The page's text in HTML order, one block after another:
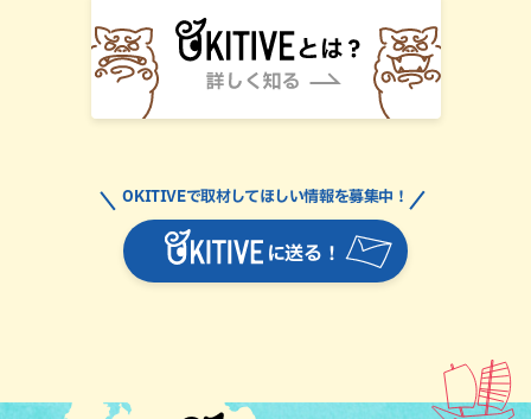
に送る！
OKITIVEで取材してほしい情報を募集中！